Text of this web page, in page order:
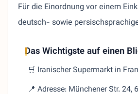
Für die Einordnung vor einem
deutsch- sowie
Das Wichtigste auf einen
🛒 Iranischer Supermarkt in
📍 Adresse: Münchener Str.